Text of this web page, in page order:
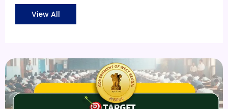
View All